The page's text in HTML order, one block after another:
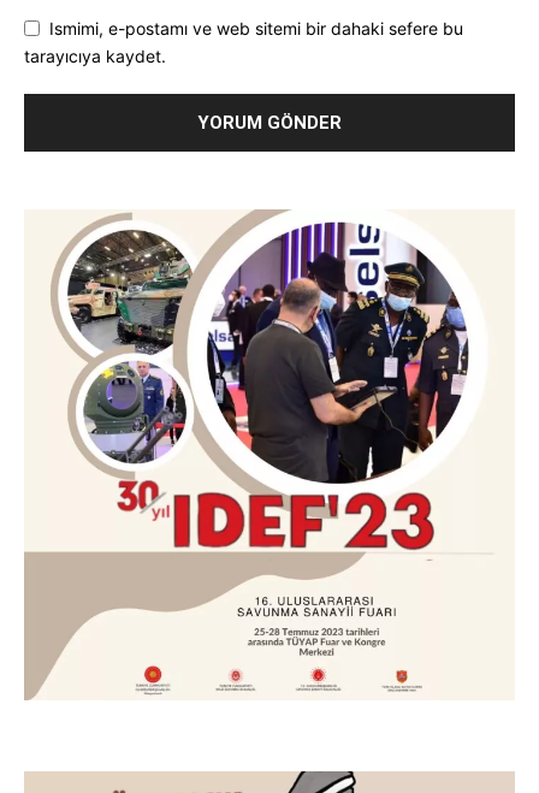
Ismimi, e-postamı ve web sitemi bir dahaki sefere bu
tarayıcıya kaydet.